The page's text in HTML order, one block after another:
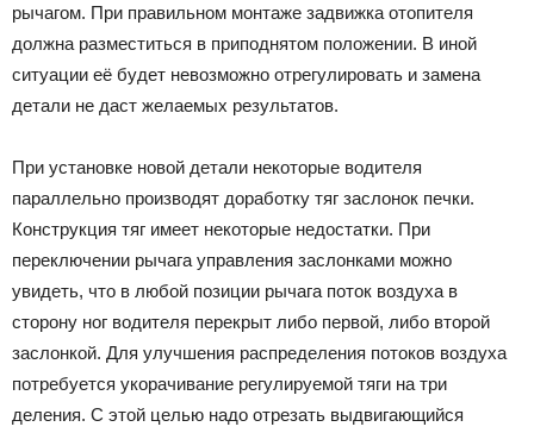
рычагом. При правильном монтаже задвижка отопителя
должна разместиться в приподнятом положении. В иной
ситуации её будет невозможно отрегулировать и замена
детали не даст желаемых результатов.
При установке новой детали некоторые водителя
параллельно производят доработку тяг заслонок печки.
Конструкция тяг имеет некоторые недостатки. При
переключении рычага управления заслонками можно
увидеть, что в любой позиции рычага поток воздуха в
сторону ног водителя перекрыт либо первой, либо второй
заслонкой. Для улучшения распределения потоков воздуха
потребуется укорачивание регулируемой тяги на три
деления. С этой целью надо отрезать выдвигающийся